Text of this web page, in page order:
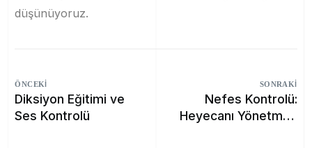
düşünüyoruz.
ÖNCEKI
Diksiyon Eğitimi ve
Ses Kontrolü
SONRAKI
Nefes Kontrolü:
Heyecanı Yönetmek